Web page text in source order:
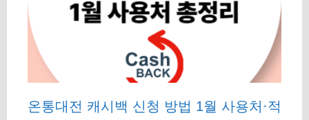
온통대전 캐시백 신청 방법 1월 사용처·적